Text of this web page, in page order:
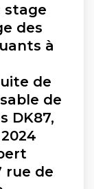
stage
des
à
de
de
DK87,
rue de